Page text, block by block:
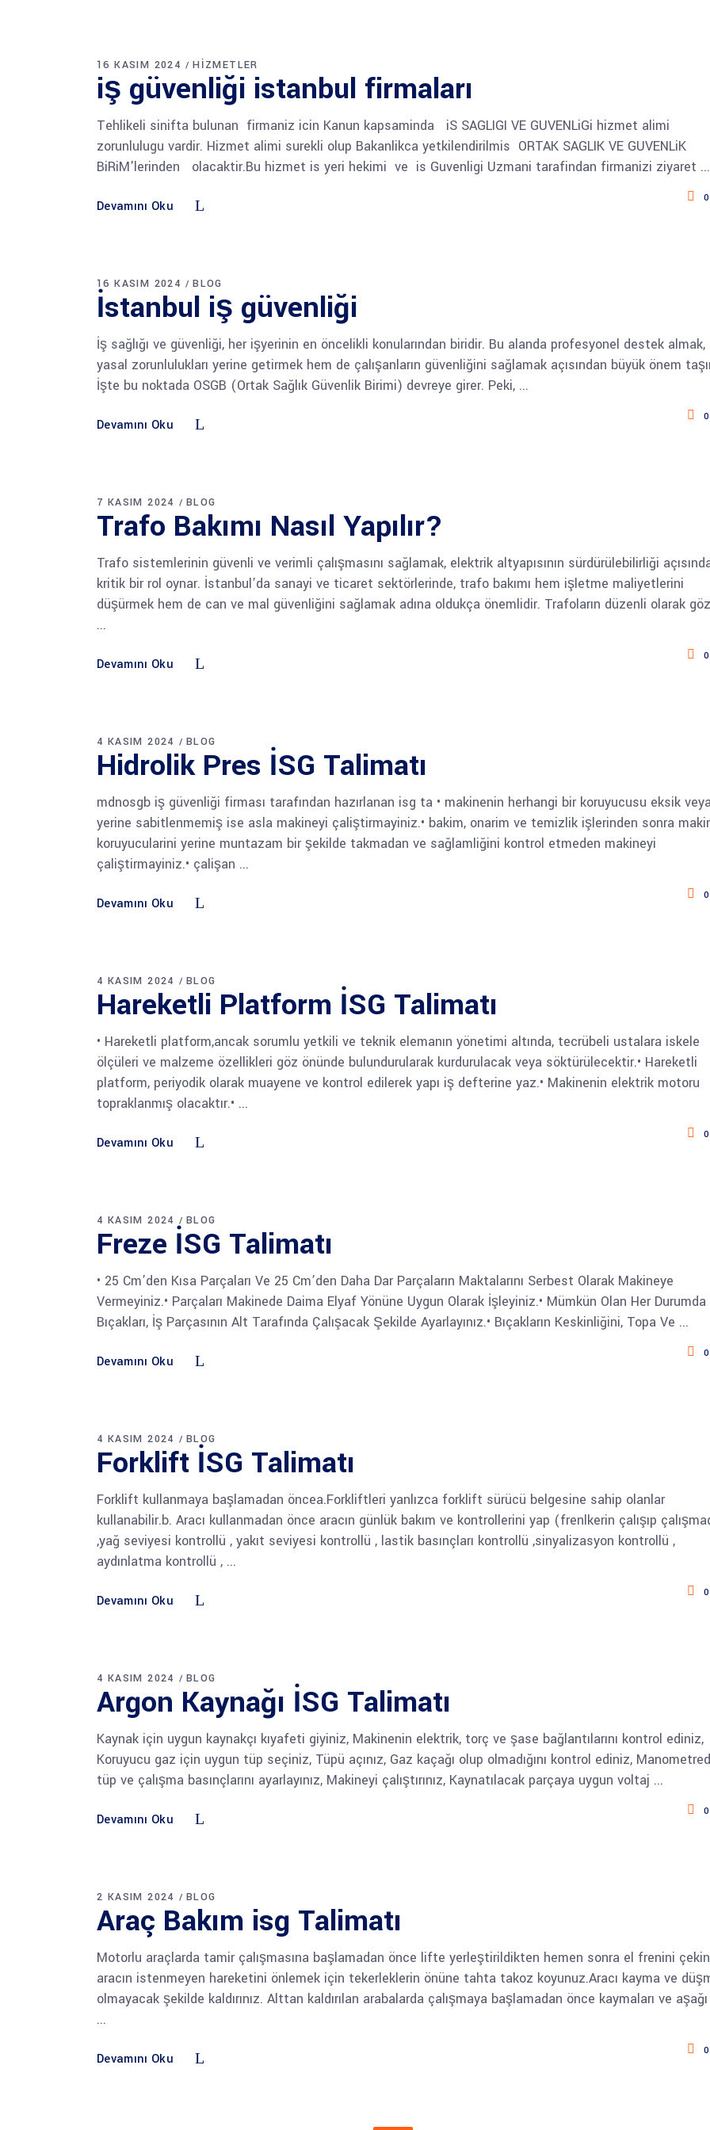
16 KASIM 2024 HIZMETLER
iş güvenliği istanbul firmaları
Tehlikeli sinifta bulunan firmaniz icin Kanun kapsaminda iS SAGLIGI VE GUVENLiGi hizmet alimi
zorunlulugu vardir. Hizmet alimi surekli olup Bakanlikca yetkilendirilmis ORTAK SAGLIK VE GUVENLiK
BiRiM'lerinden olacaktir.Bu hizmet is yeri hekimi ve is Guvenligi Uzmani tarafindan firmanizi ziyaret
Devamını Oku
0
16 KASIM 2024 BLOG
İstanbul iş güvenliği
İş sağlığı ve güvenliği, her işyerinin en öncelikli konularından biridir. Bu alanda profesyonel destek almak,
yasal zorunlulukları yerine getirmek hem de çalışanların güvenliğini sağlamak açısından büyük önem
İşte bu noktada OSGB (Ortak Sağlık Güvenlik Birimi) devreye girer. Peki,
Devamını Oku
0
7 KASIM 2024 BLOG
Trafo Bakımı Nasıl Yapılır?
Trafo sistemlerinin güvenli ve verimli çalışmasını sağlamak, elektrik altyapısının sürdürülebilirliği
kritik bir rol oynar. İstanbul’da sanayi ve ticaret sektörlerinde, trafo bakımı hem işletme maliyetlerini
düşürmek hem de can ve mal güvenliğini sağlamak adına oldukça önemlidir. Trafoların düzenli olarak
Devamını Oku
0
4 KASIM 2024 BLOG
Hidrolik Pres İSG Talimatı
mdnosgb iş güvenliği firması tarafından hazırlanan isg ta • makinenin herhangi bir koruyucusu eksik veya
yerine sabitlenmemiş ise asla makineyi çaliştirmayiniz.• bakim, onarim ve temizlik işlerinden sonra
koruyucularini yerine muntazam bir şekilde takmadan ve sağlamliğini kontrol etmeden makineyi
çaliştirmayiniz.• çalişan
Devamını Oku
0
4 KASIM 2024 BLOG
Hareketli Platform İSG Talimatı
• Hareketli platform,ancak sorumlu yetkili ve teknik elemanın yönetimi altında, tecrübeli ustalara iskele
ölçüleri ve malzeme özellikleri göz önünde bulundurularak kurdurulacak veya söktürülecektir.• Hareketli
platform, periyodik olarak muayene ve kontrol edilerek yapı iş defterine yaz.• Makinenin elektrik motoru
topraklanmış olacaktır.•
Devamını Oku
0
4 KASIM 2024 BLOG
Freze İSG Talimatı
• 25 Cm’den Kısa Parçaları Ve 25 Cm’den Daha Dar Parçaların Maktalarını Serbest Olarak Makineye
Vermeyiniz.• Parçaları Makinede Daima Elyaf Yönüne Uygun Olarak İşleyiniz.• Mümkün Olan Her Durumda
Bıçakları, İş Parçasının Alt Tarafında Çalışacak Şekilde Ayarlayınız.• Bıçakların Keskinliğini, Topa Ve
Devamını Oku
0
4 KASIM 2024 BLOG
Forklift İSG Talimatı
Forklift kullanmaya başlamadan öncea.Forkliftleri yanlızca forklift sürücü belgesine sahip olanlar
kullanabilir.b. Aracı kullanmadan önce aracın günlük bakım ve kontrollerini yap (frenlkerin çalışıp
,yağ seviyesi kontrollü , yakıt seviyesi kontrollü , lastik basınçları kontrollü ,sinyalizasyon kontrollü ,
aydınlatma kontrollü ,
Devamını Oku
0
4 KASIM 2024 BLOG
Argon Kaynağı İSG Talimatı
Kaynak için uygun kaynakçı kıyafeti giyiniz, Makinenin elektrik, torç ve şase bağlantılarını kontrol ediniz,
Koruyucu gaz için uygun tüp seçiniz, Tüpü açınız, Gaz kaçağı olup olmadığını kontrol ediniz,
tüp ve çalışma basınçlarını ayarlayınız, Makineyi çalıştırınız, Kaynatılacak parçaya uygun voltaj
Devamını Oku
0
2 KASIM 2024 BLOG
Araç Bakım isg Talimatı
Motorlu araçlarda tamir çalışmasına başlamadan önce lifte yerleştirildikten hemen sonra el frenini
aracın istenmeyen hareketini önlemek için tekerleklerin önüne tahta takoz koyunuz.Aracı kayma ve
olmayacak şekilde kaldırınız. Alttan kaldırılan arabalarda çalışmaya başlamadan önce kaymaları ve
Devamını Oku
0